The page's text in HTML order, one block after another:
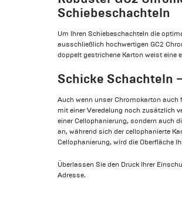
Schiebeschachteln
Um Ihren Schiebeschachteln die
ausschließlich hochwertigen GC2
doppelt gestrichene Karton weist eine
Schicke Schachteln
Auch wenn unser Chromokarton
mit einer Veredelung noch zusätzlich
einer Cellophanierung, sondern auch
an, während sich der cellophanierte
Cellophanierung, wird die Oberfläche
Überlassen Sie den Druck Ihrer
Adresse.